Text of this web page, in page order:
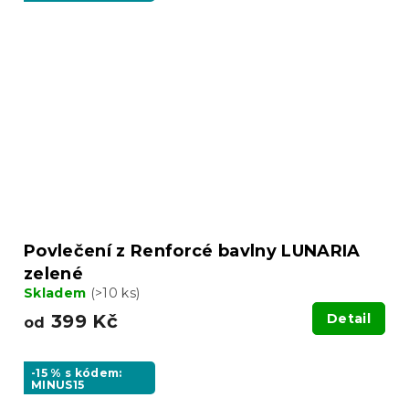
Povlečení z Renforcé bavlny LUNARIA
zelené
Skladem (>10 ks)
od 399 Kč Detail
-15 % s kódem:
MINUS15